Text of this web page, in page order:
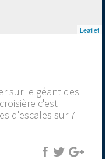
Leaflet
sur le géant des
c'est
d'escales sur 7